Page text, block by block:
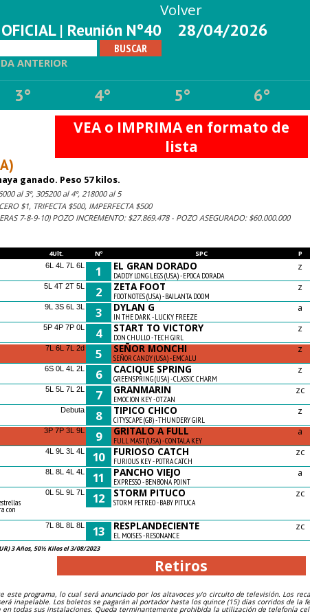
Volver
| Reunión Nº40 28/04/2026
ANTERIOR
3° 4° 5° 6°
VEA o IMPRIMA en formato de
lista
ganado. Peso 57 kilos.
al 3º, 305200 al 4º, 218000 al 5
$1, TRIFECTA $500, IMPERFECTA $500
7-8-9-10) POZO INCREMENTO: $27.869.478 - POZO ASEGURADO: $60.000.000
4Ult. Nº SPC P
6L 4L 7L 6L 1 EL GRAN DORADO
DADDY LONG LEGS (USA) - EPOCA DORADA
z
5L 4T 2T 5L 2 ZETA FOOT
FOOTNOTES (USA) - BAILANTA DOOM
z
9L 3S 6L 3L 3 DYLAN G
IN THE DARK - LUCKY FREEZE
a
5P 4P 7P 0L 4 START TO VICTORY
DON CHULLO - TECH GIRL
z
7L 6L 7L 2d 5 SEÑOR MONCHI
SEÑOR CANDY (USA) - EMCALU
z
6S 0L 4L 2L 6 CACIQUE SPRING
GREENSPRING (USA) - CLASSIC CHARM
z
5L 5L 7L 2L 7 GRANMARIN
EMOCION KEY - OTZAN
zc
Debuta 8 TIPICO CHICO
CITYSCAPE (GB) - THUNDERY GIRL
z
3P 7P 3L 9L 9 GRITALO A FULL
FULL MAST (USA) - CONTALA KEY
a
4L 9L 3L 4L 10 FURIOSO CATCH
FURIOUS KEY - POTRA CATCH
zc
8L 8L 4L 4L 11 PANCHO VIEJO
EXPRESSO - BENBONA POINT
a
con
0L 5L 9L 7L 12 STORM PITUCO
STORM PETREO - BABY PITUCA
zc
7L 8L 8L 8L 13 RESPLANDECIENTE
EL MOISES - RESONANCE
zc
3 Años, 50½ Kilos el 3/08/2023
Retiros
programa, lo cual será anunciado por los altavoces y/o circuito de televisión. Los
inapelable. Los boletos se pagarán al portador hasta los quince (15) días corridos de
todas sus instalaciones. Queda terminantemente prohibida la utilización de telefonía